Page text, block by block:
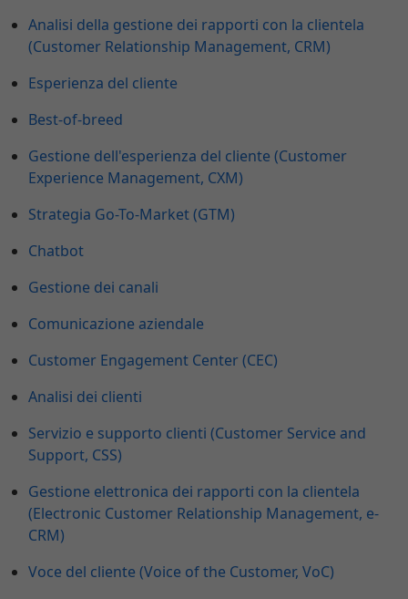
Analisi della gestione dei rapporti con la clientela
(Customer Relationship Management, CRM)
Esperienza del cliente
Best-of-breed
Gestione dell'esperienza del cliente (Customer
Experience Management, CXM)
Strategia Go-To-Market (GTM)
Chatbot
Gestione dei canali
Comunicazione aziendale
Customer Engagement Center (CEC)
Analisi dei clienti
Servizio e supporto clienti (Customer Service and
Support, CSS)
Gestione elettronica dei rapporti con la clientela
(Electronic Customer Relationship Management, e-
CRM)
Voce del cliente (Voice of the Customer, VoC)